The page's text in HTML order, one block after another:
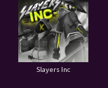
Slayers Inc